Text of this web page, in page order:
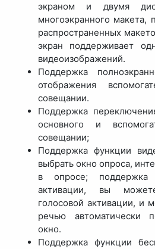
экраном и двумя
многоэкранного макета,
распространенных
экран поддерживает
видеоизображений.
Поддержка
отображения
совещании.
Поддержка
основного и
совещании;
Поддержка функции
выбрать окно опроса,
в опросе; поддержка
активации, вы
голосовой активации, и
речью автоматически
окно.
Поддержка функции